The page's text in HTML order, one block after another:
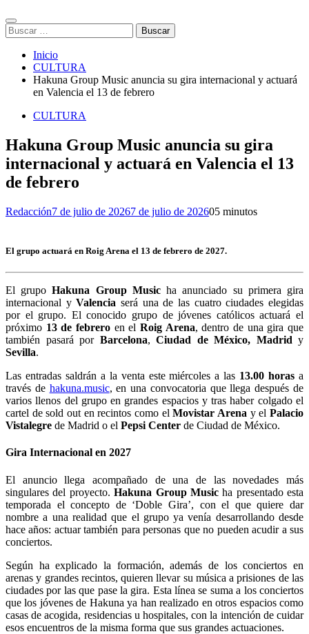
Buscar:
Inicio
CULTURA
Hakuna Group Music anuncia su gira internacional y actuará
en Valencia el 13 de febrero
CULTURA
Hakuna Group Music anuncia su gira
internacional y actuará en Valencia el 13
de febrero
Redacción7 de julio de 20267 de julio de 202605 minutos
El grupo actuará en Roig Arena el 13 de febrero de 2027.
El grupoHakuna Group Musicha anunciado su primera gira
internacional yValencia será una de las cuatro ciudades elegidas
por el grupo. El conocido grupo de jóvenes católicos actuará el
próximo 13 de febrero en elRoig Arena, dentro de una gira que
también pasará por Barcelona, Ciudad de México, Madrid y
Sevilla.
Las entradas saldrán a la venta este miércoles a las 13.00 horas a
través de hakuna.music, en una convocatoria que llega después de
varios llenos del grupo en grandes espacios y tras haber colgado el
cartel de sold out en recintos como elMovistar Arena y elPalacio
Vistalegre de Madrid o el Pepsi Center de Ciudad de México.
Gira Internacional en 2027
El anuncio llega acompañado de una de las novedades más
singulares del proyecto.Hakuna Group Musicha presentado esta
temporada el concepto de ‘Doble Gira’, con el que quiere dar
nombre a una realidad que el grupo ya venía desarrollando desde
hace años: actuar también para personas que no pueden acudir a sus
conciertos.
Según ha explicado la formación, además de los conciertos en
arenas y grandes recintos, quieren llevar su música a prisiones de las
ciudades por las que pase la gira. Esta línea se suma a los conciertos
que los jóvenes de Hakuna ya han realizado en otros espacios como
casas de acogida, residencias u hospitales, con la intención de cuidar
esos encuentros de la misma forma que sus grandes actuaciones.